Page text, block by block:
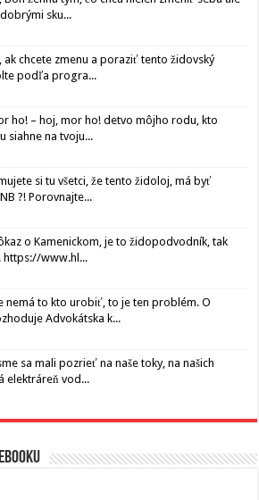
sku...
ak chcete zmenu a poraziť tento židovský
podľa progra...
ho! – hoj, mor ho! detvo môjho rodu, kto
siahne na tvoju...
si tu všetci, že tento židoloj, má byť
?! Porovnajte...
o Kamenickom, je to židopodvodník, tak
https://www.hl...
nemá to kto urobiť, to je ten problém. O
Advokátska k...
sa mali pozrieť na naše toky, na našich
elektráreň vod...